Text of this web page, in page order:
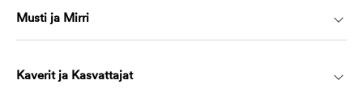
Musti ja Mirri
Kaverit ja Kasvattajat